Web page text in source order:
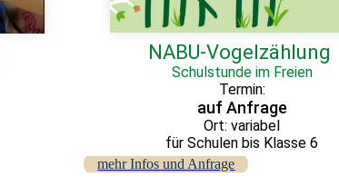
NABU-Vogelzählung
Schulstunde im Freien
Termin:
auf Anfrage
Ort: variabel
für Schulen bis Klasse 6
mehr Infos und Anfrage